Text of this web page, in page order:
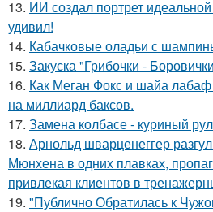
13. ИИ создал портрет
удивил!
14. Кабачковые оладьи с
15. Закуска "Грибочки -
16. Как Меган Фокс и шайа
на миллиард баксов.
17. Замена колбасе - куриный
18. Арнольд шварценеггер
Мюнхена в одних плавках,
привлекая клиентов в
19. "Публично Обратилась к